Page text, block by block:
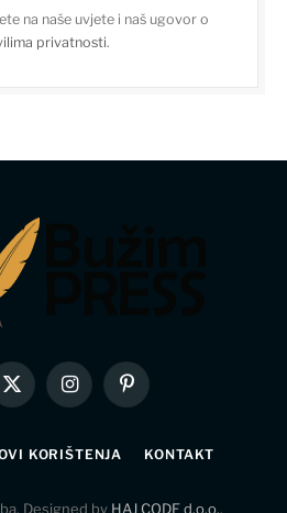
na naše uvjete i naš ugovor o
privatnosti.
X
(Twitter)
InstagramPinterest
KORIŠTENJA KONTAKT
Designed by HAJ CODE d.o.o..